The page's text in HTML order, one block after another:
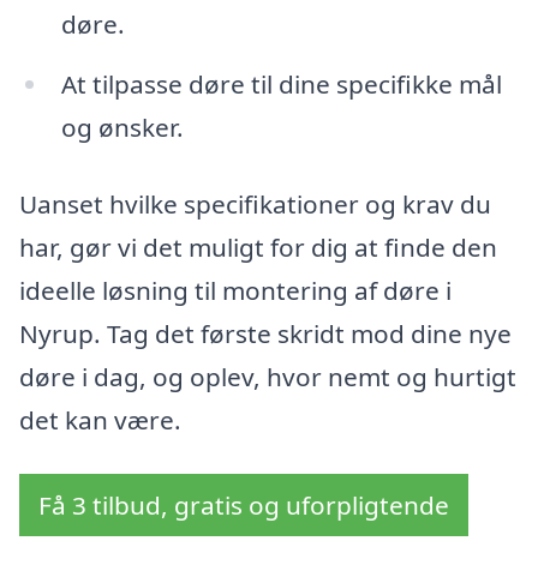
døre.
At tilpasse døre til dine specifikke mål
og ønsker.
Uanset hvilke specifikationer og krav du
har, gør vi det muligt for dig at finde den
ideelle løsning til montering af døre i
Nyrup. Tag det første skridt mod dine nye
døre i dag, og oplev, hvor nemt og hurtigt
det kan være.
Få 3 tilbud, gratis og uforpligtende